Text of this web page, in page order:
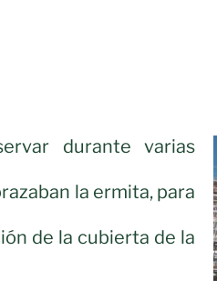
durante varias
la ermita, para
de la cubierta de la